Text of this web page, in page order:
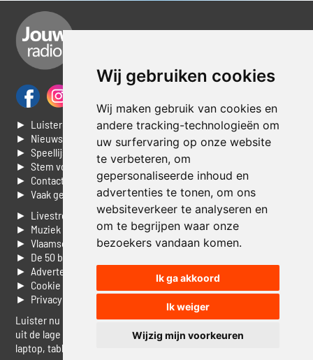
Wij gebruiken cookies
Wij maken gebruik van cookies en
andere tracking-technologieën om
uw surfervaring op onze website
te verbeteren, om
gepersonaliseerde inhoud en
advertenties te tonen, om ons
websiteverkeer te analyseren en
om te begrijpen waar onze
bezoekers vandaan komen.
Ik ga akkoord
Ik weiger
Wijzig mijn voorkeuren
► Luisteren naar Jouwradio
► Nieuws
► Speellijst
► Stem voor de Dag top 3
► Contacteer ons
► Vaak gestelde vragen
► Livestream informatie
► Muziek opzoeken
► Vlaamse 100 Aller tijden
► De 50 beste van...
► Adverteren op Jouwradio
► Cookie voorkeuren wijzigen
► Privacyinformatie
Luister nu naar Jouwradio! De beste Nederlandstalige muziek
uit de lage landen hoor je hier al 20 jaar. In digitale kwaliteit op je
laptop, tablet of smartphone.